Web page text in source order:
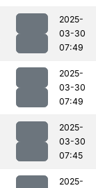
2025-
03-30
07:49
2025-
03-30
07:49
2025-
03-30
07:45
2025-